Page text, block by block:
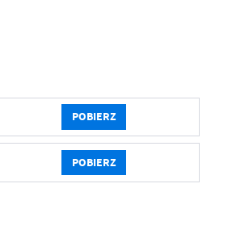
POBIERZ
POBIERZ